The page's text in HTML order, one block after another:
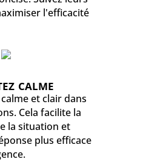
l'efficacité
calme
et clair dans
Cela facilite la
la situation et
plus efficace